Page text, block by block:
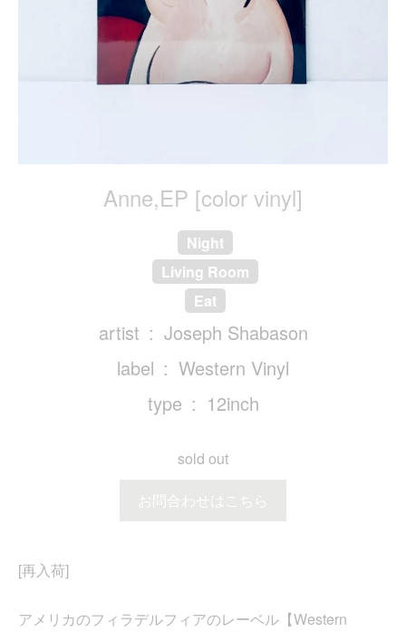
Anne,EP [color vinyl]
Night
Living Room
Eat
artist
Joseph Shabason
label
Western Vinyl
type
12inch
sold out
お問合わせはこちら
[再入荷]
アメリカのフィラデルフィアのレーベル【Western